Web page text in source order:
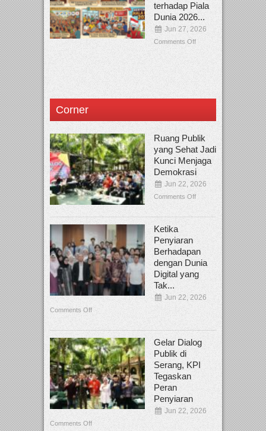
terhadap Piala
Dunia 2026...
Jun 27, 2026
Comments Off
Corner
Ruang Publik
yang Sehat Jadi
Kunci Menjaga
Demokrasi
Jun 22, 2026
Comments Off
Ketika
Penyiaran
Berhadapan
dengan Dunia
Digital yang
Tak...
Jun 22, 2026
Comments Off
Gelar Dialog
Publik di
Serang, KPI
Tegaskan
Peran
Penyiaran
Jun 22, 2026
Comments Off